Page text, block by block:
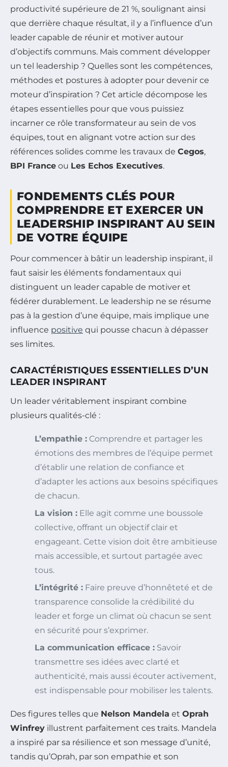
productivité supérieure de 21 %, soulignant ainsi
que derrière chaque résultat, il y a l’influence d’un
leader capable de réunir et motiver autour
d’objectifs communs. Mais comment développer
un tel leadership ? Quelles sont les compétences,
méthodes et postures à adopter pour devenir ce
moteur d’inspiration ? Cet article décompose les
étapes essentielles pour que vous puissiez
incarner ce rôle transformateur au sein de vos
équipes, tout en alignant votre action sur des
références solides comme les travaux de Cegos,
BPI France ou Les Echos Executives.
FONDEMENTS CLÉS POUR
COMPRENDRE ET EXERCER UN
LEADERSHIP INSPIRANT AU SEIN
DE VOTRE ÉQUIPE
Pour commencer à bâtir un leadership inspirant, il
faut saisir les éléments fondamentaux qui
distinguent un leader capable de motiver et
fédérer durablement. Le leadership ne se résume
pas à la gestion d’une équipe, mais implique une
influence positive qui pousse chacun à dépasser
ses limites.
CARACTÉRISTIQUES ESSENTIELLES D’UN
LEADER INSPIRANT
Un leader véritablement inspirant combine
plusieurs qualités-clé :
L’empathie : Comprendre et partager les
émotions des membres de l’équipe permet
d’établir une relation de confiance et
d’adapter les actions aux besoins spécifiques
de chacun.
La vision : Elle agit comme une boussole
collective, offrant un objectif clair et
engageant. Cette vision doit être ambitieuse
mais accessible, et surtout partagée avec
tous.
L’intégrité : Faire preuve d’honnêteté et de
transparence consolide la crédibilité du
leader et forge un climat où chacun se sent
en sécurité pour s’exprimer.
La communication efficace : Savoir
transmettre ses idées avec clarté et
authenticité, mais aussi écouter activement,
est indispensable pour mobiliser les talents.
Des figures telles que Nelson Mandela et Oprah
Winfrey illustrent parfaitement ces traits. Mandela
a inspiré par sa résilience et son message d’unité,
tandis qu’Oprah, par son empathie et son